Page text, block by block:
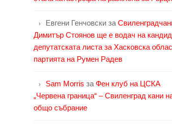
Евгени Генчовски за
Димитър Стоянов ще е водач на
депутатската листа за Хасковска
партията на Румен Радев
Sam Morris за Фен клуб на ЦСКА
„Червена граница“ – Свиленград кани
общо събрание